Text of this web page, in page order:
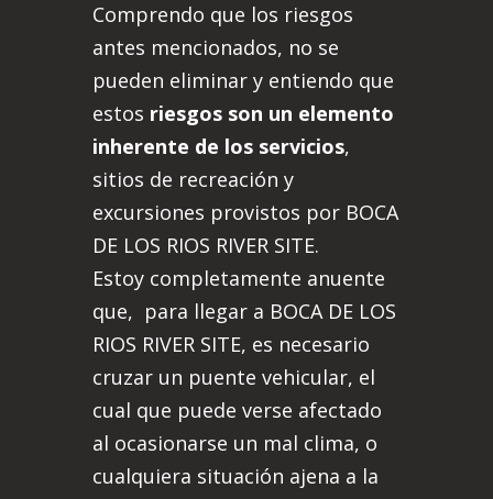
Comprendo que los riesgos
antes mencionados, no se
pueden eliminar y entiendo que
estos riesgos son un elemento
inherente de los servicios,
sitios de recreación y
excursiones provistos por BOCA
DE LOS RIOS RIVER SITE.
Estoy completamente anuente
que, para llegar a BOCA DE LOS
RIOS RIVER SITE, es necesario
cruzar un puente vehicular, el
cual que puede verse afectado
al ocasionarse un mal clima, o
cualquiera situación ajena a la